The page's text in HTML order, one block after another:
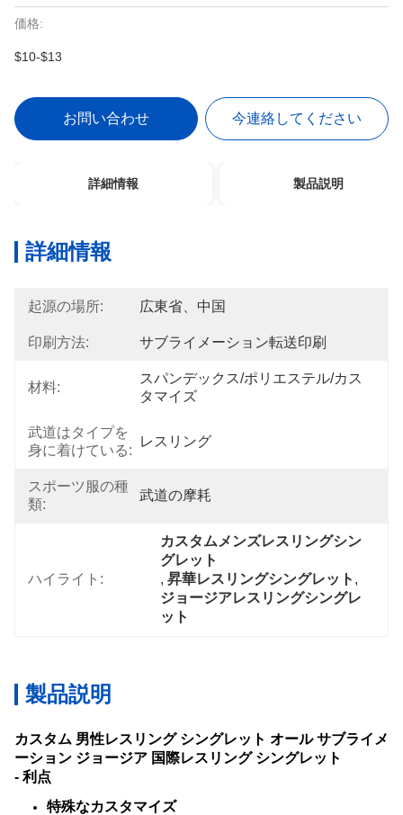
価格:
$10-$13
お問い合わせ 今連絡してください
詳細情報 製品説明
詳細情報
起源の場所: 広東省、中国
印刷方法: サブライメーション転送印刷
材料:
スパンデックス/ポリエステル/カス
タマイズ
武道はタイプを
身に着けている:
レスリング
スポーツ服の種
類:
武道の摩耗
ハイライト:
カスタムメンズレスリングシン
グレット
, 昇華レスリングシングレット ,
ジョージアレスリングシングレ
ット
製品説明
カスタム 男性レスリング シングレット オール サブライメ
ーション ジョージア 国際レスリング シングレット
- 利点
特殊なカスタマイズ